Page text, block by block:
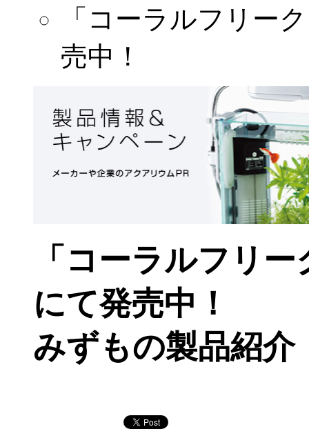
「コーラルフリー
売中！
「コーラルフリ
にて発売中！
みずもの製品紹介